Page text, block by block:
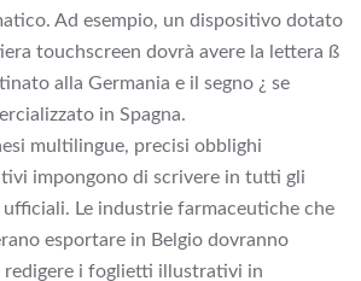
Ad esempio, un dispositivo dotato
touchscreen dovrà avere la lettera ß
alla Germania e il segno ¿ se
in Spagna.
multilingue, precisi obblighi
impongono di scrivere in tutti gli
Le industrie farmaceutiche che
esportare in Belgio dovranno
redigere i foglietti illustrativi in